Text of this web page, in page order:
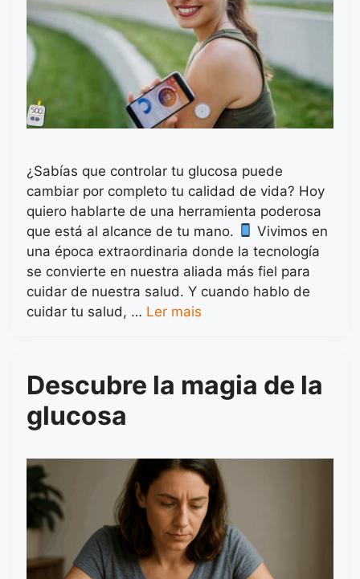
¿Sabías que controlar tu glucosa puede
cambiar por completo tu calidad de vida? Hoy
quiero hablarte de una herramienta poderosa
que está al alcance de tu mano.
Vivimos en
una época extraordinaria donde la tecnología
se convierte en nuestra aliada más fiel para
cuidar de nuestra salud. Y cuando hablo de
cuidar tu salud, … Ler mais
Descubre la magia de la
glucosa